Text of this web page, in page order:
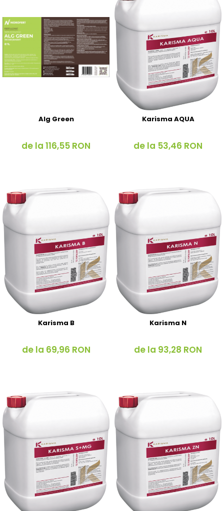
Alg Green
de la 116,55 RON
Karisma AQUA
de la 53,46 RON
Karisma B
de la 69,96 RON
Karisma N
de la 93,28 RON